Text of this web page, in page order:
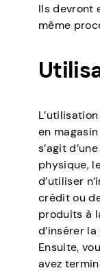
Ils devront
même
en
s’agit
physique,
d’utiliser
crédit ou
produits à
d’insérer
Ensuite,
avez